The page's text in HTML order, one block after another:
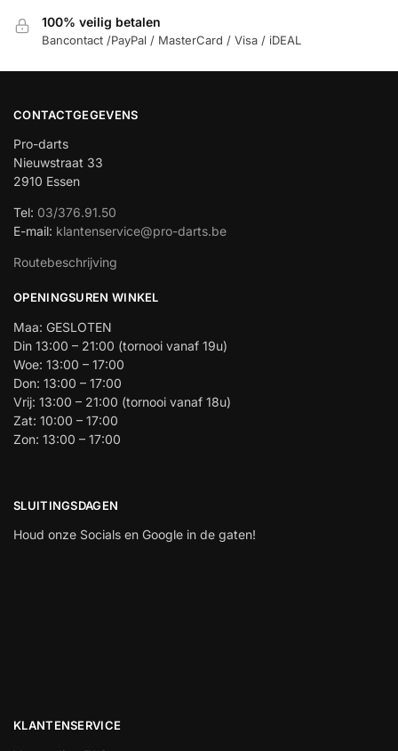
100% veilig betalen
Bancontact /PayPal / MasterCard / Visa / iDEAL
CONTACTGEGEVENS
Pro-darts
Nieuwstraat 33
2910 Essen
Tel: 03/376.91.50
E-mail: klantenservice@pro-darts.be
Routebeschrijving
OPENINGSUREN WINKEL
Maa: GESLOTEN
Din 13:00 – 21:00 (tornooi vanaf 19u)
Woe: 13:00 – 17:00
Don: 13:00 – 17:00
Vrij: 13:00 – 21:00 (tornooi vanaf 18u)
Zat: 10:00 – 17:00
Zon: 13:00 – 17:00
SLUITINGSDAGEN
Houd onze Socials en Google in de gaten!
KLANTENSERVICE